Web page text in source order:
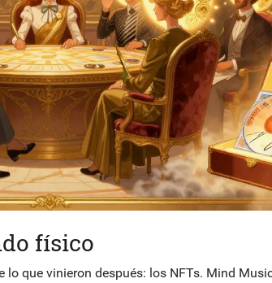
físico
que vinieron después: los NFTs. Mind